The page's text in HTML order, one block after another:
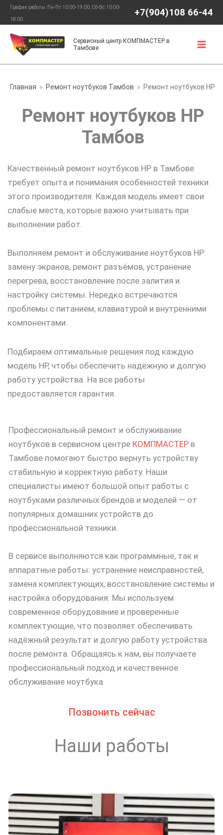
Перейти
содержимому
График работы: Пн-Пт 10:00-19:00, Сб-Вс 10:00-
18:00
+7(904)108 66-44
Сервисный центр КОМПМАСТЕР в
Тамбове
Главная Ремонт ноутбуков Тамбов Ремонт ноутбуков HP
Ремонт ноутбуков HP
Тамбов
Качественный ремонт ноутбуков HP в Тамбове
требует опыта и понимания особенностей техники
этого производителя. Каждая модель имеет свои
слабые места, которые важно учитывать при
выполнении работ.
Выполняем ремонт и обслуживание ноутбуков HP:
замену экранов, ремонт разъёмов, устранение
перегрева, восстановление после залития и
настройку системы. Нередко встречаются
проблемы с питанием, клавиатурой и внутренними
компонентами.
Подбираем оптимальные решения под каждую
модель HP, чтобы обеспечить надёжную и долгую
работу устройства. На все работы
предоставляется гарантия.
Профессиональный ремонт и обслуживание
ноутбуков в сервисном центре КОМПМАСТЕР в
Тамбове помогают быстро вернуть устройству
стабильную и корректную работу. Наши
специалисты имеют большой опыт работы с
ноутбуками различных брендов и моделей — от
популярных домашних устройств до
профессиональной техники.
В сервисе выполняются как программные, так и
аппаратные работы: устранение неисправностей,
замена комплектующих, восстановление системы и
настройка оборудования. Мы используем
современное оборудование и проверенные
комплектующие, что позволяет обеспечивать
надёжный результат и долгую работу устройства
после ремонта. Обращаясь к нам, вы получаете
профессиональный подход и качественное
обслуживание ноутбука.
Позвонить сейчас
Наши работы